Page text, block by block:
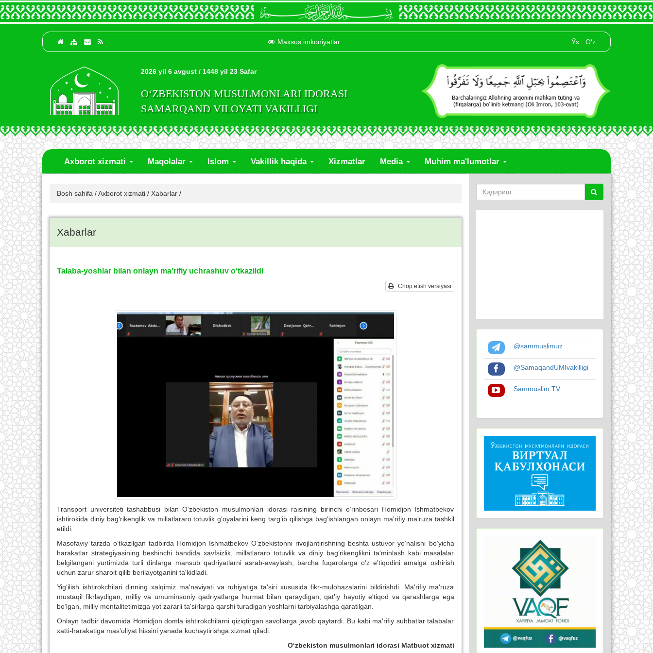
Maxsus imkoniyatlar Ўз O‘z
2026 yil 6 avgust / 1448 yil 23 Safar
O‘ZBEKISTON MUSULMONLARI IDORASI
SAMARQAND VILOYATI VAKILLIGI
Axborot xizmati Maqolalar Islom Vakillik haqida Xizmatlar Media Muhim ma'lumotlar
Bosh sahifa /Axborot xizmati / Xabarlar /
Xabarlar
Talaba-yoshlar bilan onlayn ma'rifiy uchrashuv o‘tkazildi
Chop etish versiyasi
Transport universiteti tashabbusi bilan O‘zbekiston musulmonlari idorasi raisining birinchi o‘rinbosari Homidjon Ishmatbekov
ishtirokida diniy bag‘rikenglik va millatlararo totuvlik g‘oyalarini keng targ‘ib qilishga bag‘ishlangan onlayn ma'rifiy ma'ruza tashkil
etildi.
Masofaviy tarzda o‘tkazilgan tadbirda Homidjon Ishmatbekov O‘zbekistonni rivojlantirishning beshta ustuvor yo‘nalishi bo‘yicha
harakatlar strategiyasining beshinchi bandida xavfsizlik, millatlararo totuvlik va diniy bag‘rikenglikni ta'minlash kabi masalalar
belgilangani yurtimizda turli dinlarga mansub qadriyatlarni asrab-avaylash, barcha fuqarolarga o‘z e'tiqodini amalga oshirish
uchun zarur sharoit qilib berilayotganini ta'kidladi.
Yig‘ilish ishtirokchilari dinning xalqimiz ma'naviyati va ruhiyatiga ta'siri xususida fikr-mulohazalarini bildirishdi. Ma'rifiy ma'ruza
mustaqil fikrlaydigan, milliy va umuminsoniy qadriyatlarga hurmat bilan qaraydigan, qat'iy hayotiy e'tiqod va qarashlarga ega
bo‘lgan, milliy mentalitetimizga yot zararli ta'sirlarga qarshi turadigan yoshlarni tarbiyalashga qaratilgan.
Onlayn tadbir davomida Homidjon domla ishtirokchilarni qiziqtirgan savollarga javob qaytardi. Bu kabi ma'rifiy suhbatlar talabalar
xatti-harakatiga mas'uliyat hissini yanada kuchaytirishga xizmat qiladi.
O‘zbekiston musulmonlari idorasi Matbuot xizmati
@sammuslimuz
@SamaqandUMIvakilligi
Sammuslim.TV